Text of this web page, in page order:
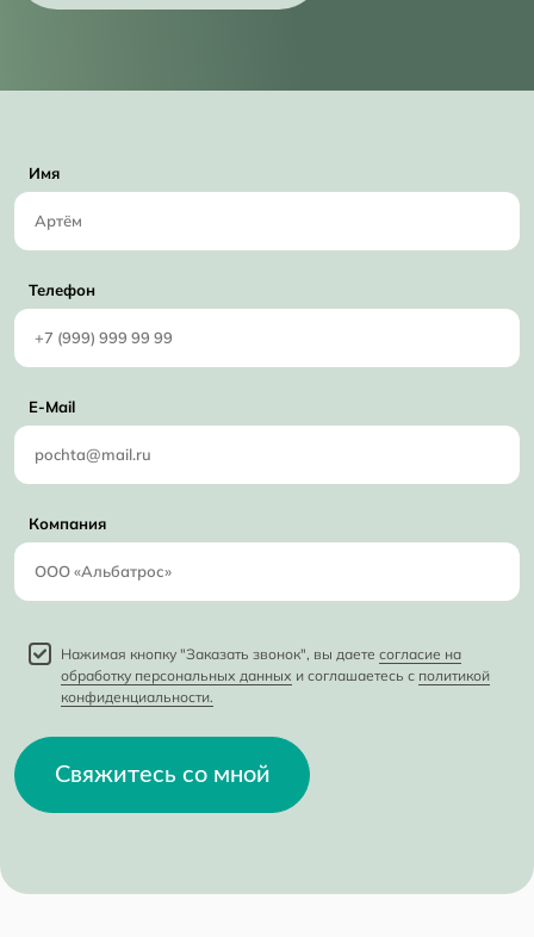
Имя
Телефон
E-Mail
Компания
Нажимая кнопку "Заказать звонок", вы даете согласие на
обработку персональных данных и соглашаетесь с политикой
конфиденциальности.
Свяжитесь со мной